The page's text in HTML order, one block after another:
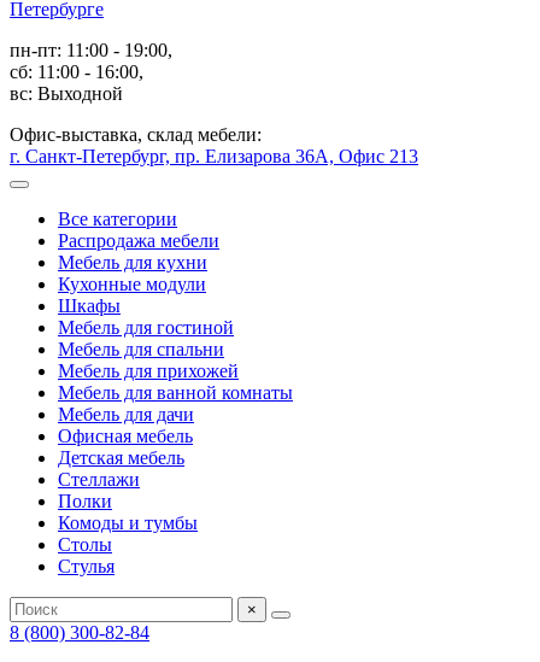
пн-пт: 11:00 - 19:00,
сб: 11:00 - 16:00,
вс: Выходной
Офис-выставка, склад мебели:
г. Санкт-Петербург, пр. Елизарова 36А, Офис 213
Все категории
Распродажа мебели
Мебель для кухни
Кухонные модули
Шкафы
Мебель для гостиной
Мебель для спальни
Мебель для прихожей
Мебель для ванной комнаты
Мебель для дачи
Офисная мебель
Детская мебель
Стеллажи
Полки
Комоды и тумбы
Столы
Стулья
×
8 (800) 300-82-84